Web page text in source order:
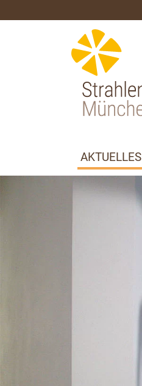
AKTUELLES